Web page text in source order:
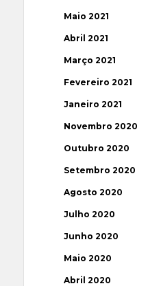
Maio 2021
Abril 2021
Março 2021
Fevereiro 2021
Janeiro 2021
Novembro 2020
Outubro 2020
Setembro 2020
Agosto 2020
Julho 2020
Junho 2020
Maio 2020
Abril 2020